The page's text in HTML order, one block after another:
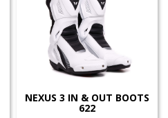
NEXUS 3 IN & OUT BOOTS
622